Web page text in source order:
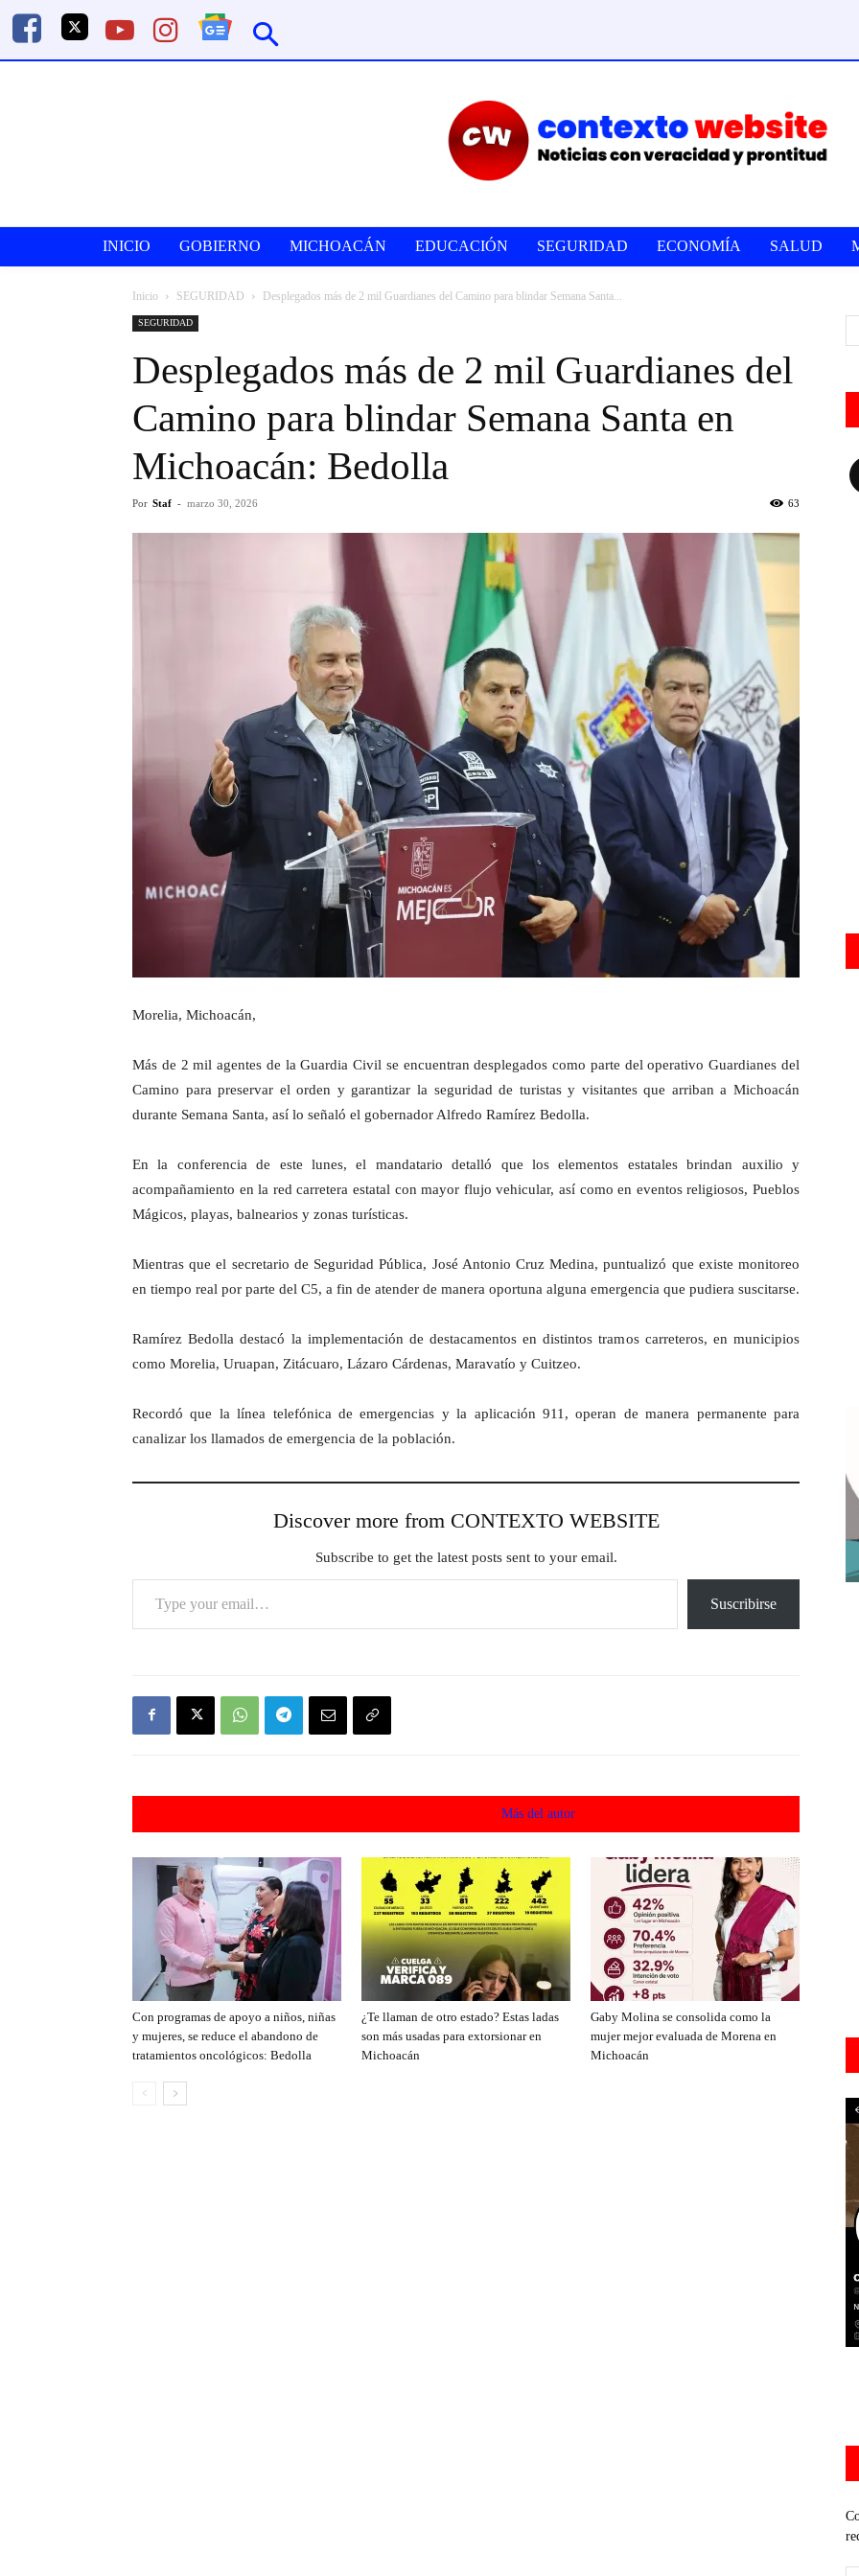
INICIO GOBIERNO MICHOACÁN EDUCACIÓN SEGURIDAD ECONOMÍA SALUD
Inicio SEGURIDAD Desplegados más de 2 mil Guardianes del Camino para blindar Semana Santa...
SEGURIDAD
Desplegados más de 2 mil Guardianes del
Camino para blindar Semana Santa en
Michoacán: Bedolla
Por Staf - marzo 30, 2026 63
Morelia, Michoacán,
Más de 2 mil agentes de la Guardia Civil se encuentran desplegados como parte del operativo Guardianes del
Camino para preservar el orden y garantizar la seguridad de turistas y visitantes que arriban a Michoacán
durante Semana Santa, así lo señaló el gobernador Alfredo Ramírez Bedolla.
En la conferencia de este lunes, el mandatario detalló que los elementos estatales brindan auxilio y
acompañamiento en la red carretera estatal con mayor flujo vehicular, así como en eventos religiosos, Pueblos
Mágicos, playas, balnearios y zonas turísticas.
Mientras que el secretario de Seguridad Pública, José Antonio Cruz Medina, puntualizó que existe monitoreo
en tiempo real por parte del C5, a fin de atender de manera oportuna alguna emergencia que pudiera suscitarse.
Ramírez Bedolla destacó la implementación de destacamentos en distintos tramos carreteros, en municipios
como Morelia, Uruapan, Zitácuaro, Lázaro Cárdenas, Maravatío y Cuitzeo.
Recordó que la línea telefónica de emergencias y la aplicación 911, operan de manera permanente para
canalizar los llamados de emergencia de la población.
Discover more from CONTEXTO WEBSITE
Subscribe to get the latest posts sent to your email.
Type your email…
Suscribirse
Más del autor
Con programas de apoyo a niños, niñas
y mujeres, se reduce el abandono de
tratamientos oncológicos: Bedolla
¿Te llaman de otro estado? Estas ladas
son más usadas para extorsionar en
Michoacán
Gaby Molina se consolida como la
mujer mejor evaluada de Morena en
Michoacán